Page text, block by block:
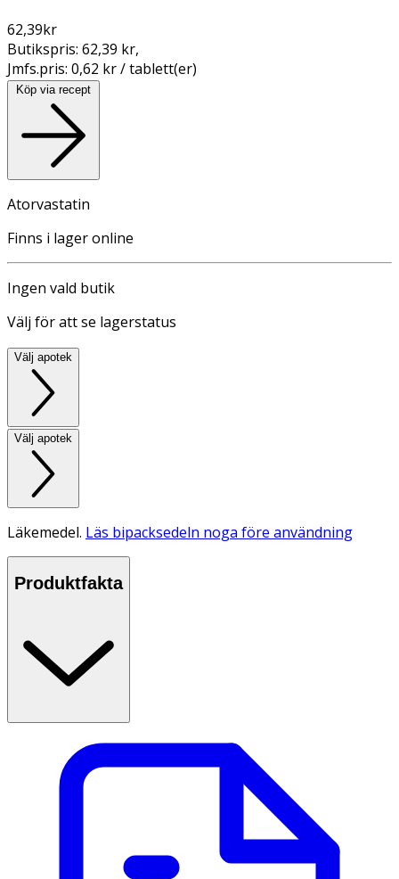
62,39kr
Butikspris: 62,39 kr,
Jmfs.pris: 0,62 kr / tablett(er)
Köp via recept
Atorvastatin
Finns i lager online
Ingen vald butik
Välj för att se lagerstatus
Välj apotek
Välj apotek
Läkemedel. Läs bipacksedeln noga före användning
Produktfakta